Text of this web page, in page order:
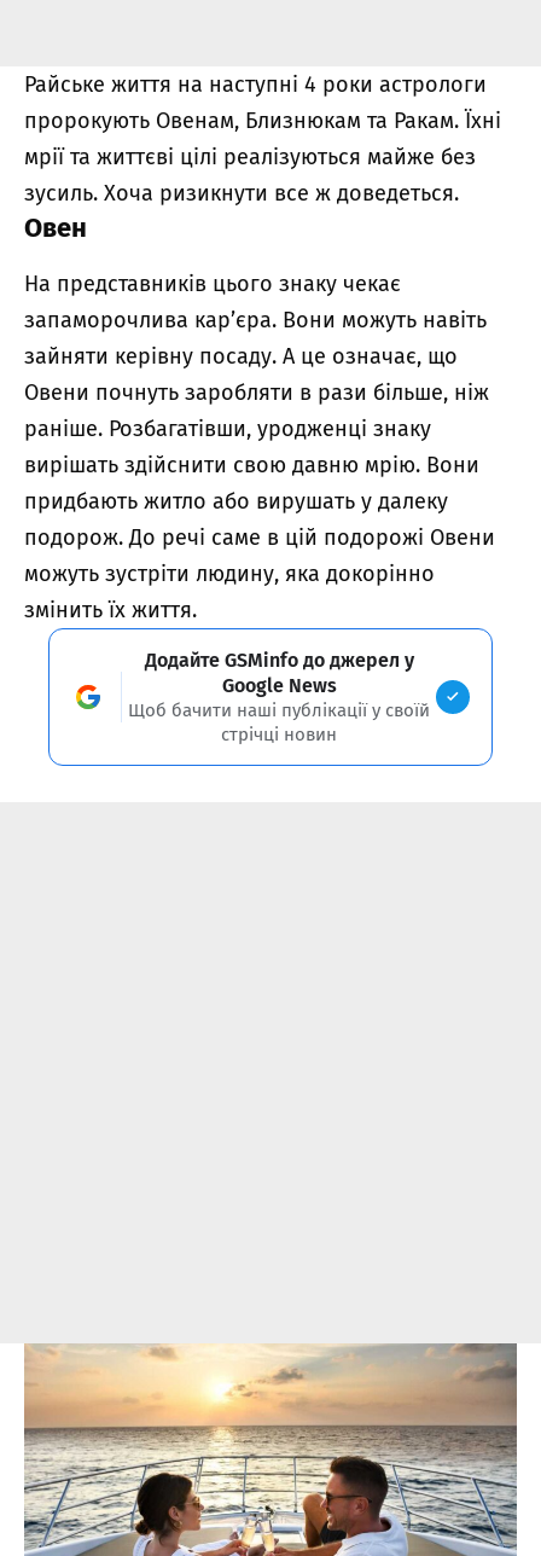
Райське життя на наступні 4 роки астрологи
пророкують Овенам, Близнюкам та Ракам. Їхні
мрії та життєві цілі реалізуються майже без
зусиль. Хоча ризикнути все ж доведеться.
Овен
На представників цього знаку чекає
запаморочлива кар’єра. Вони можуть навіть
зайняти керівну посаду. А це означає, що
Овени почнуть заробляти в рази більше, ніж
раніше. Розбагатівши, уродженці знаку
вирішать здійснити свою давню мрію. Вони
придбають житло або вирушать у далеку
подорож. До речі саме в цій подорожі Овени
можуть зустріти людину, яка докорінно
змінить їх життя.
Додайте GSMinfo до джерел у
Google News
Щоб бачити наші публікації у своїй
стрічці новин